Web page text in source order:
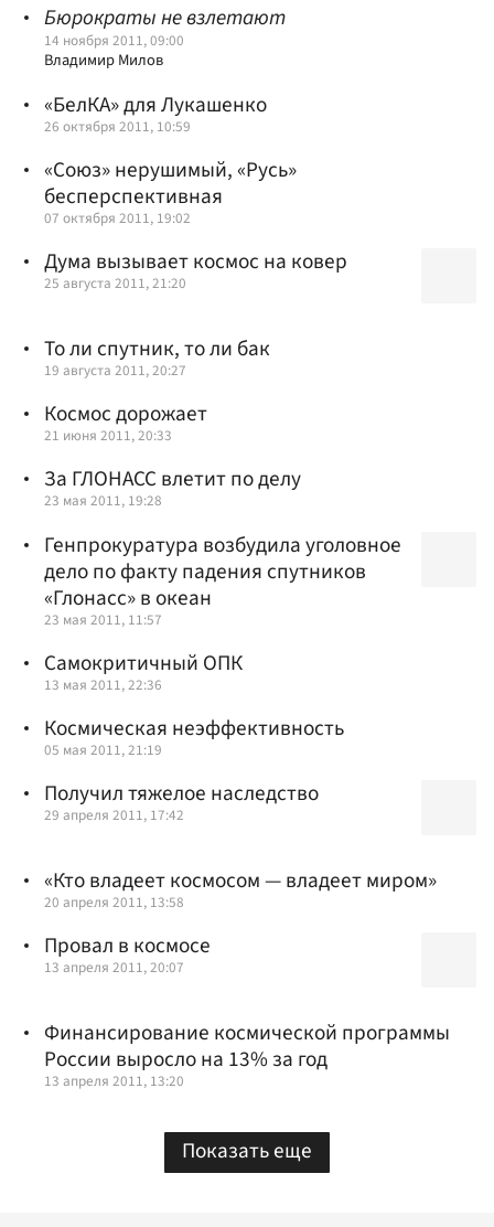
Бюрократы не взлетают
14 ноября 2011, 09:00
Владимир Милов
«БелКА» для Лукашенко
26 октября 2011, 10:59
«Союз» нерушимый, «Русь»
бесперспективная
07 октября 2011, 19:02
Дума вызывает космос на ковер
25 августа 2011, 21:20
То ли спутник, то ли бак
19 августа 2011, 20:27
Космос дорожает
21 июня 2011, 20:33
За ГЛОНАСС влетит по делу
23 мая 2011, 19:28
Генпрокуратура возбудила уголовное
дело по факту падения спутников
«Глонасс» в океан
23 мая 2011, 11:57
Самокритичный ОПК
13 мая 2011, 22:36
Космическая неэффективность
05 мая 2011, 21:19
Получил тяжелое наследство
29 апреля 2011, 17:42
«Кто владеет космосом — владеет миром»
20 апреля 2011, 13:58
Провал в космосе
13 апреля 2011, 20:07
Финансирование космической программы
России выросло на 13% за год
13 апреля 2011, 13:20
Показать еще